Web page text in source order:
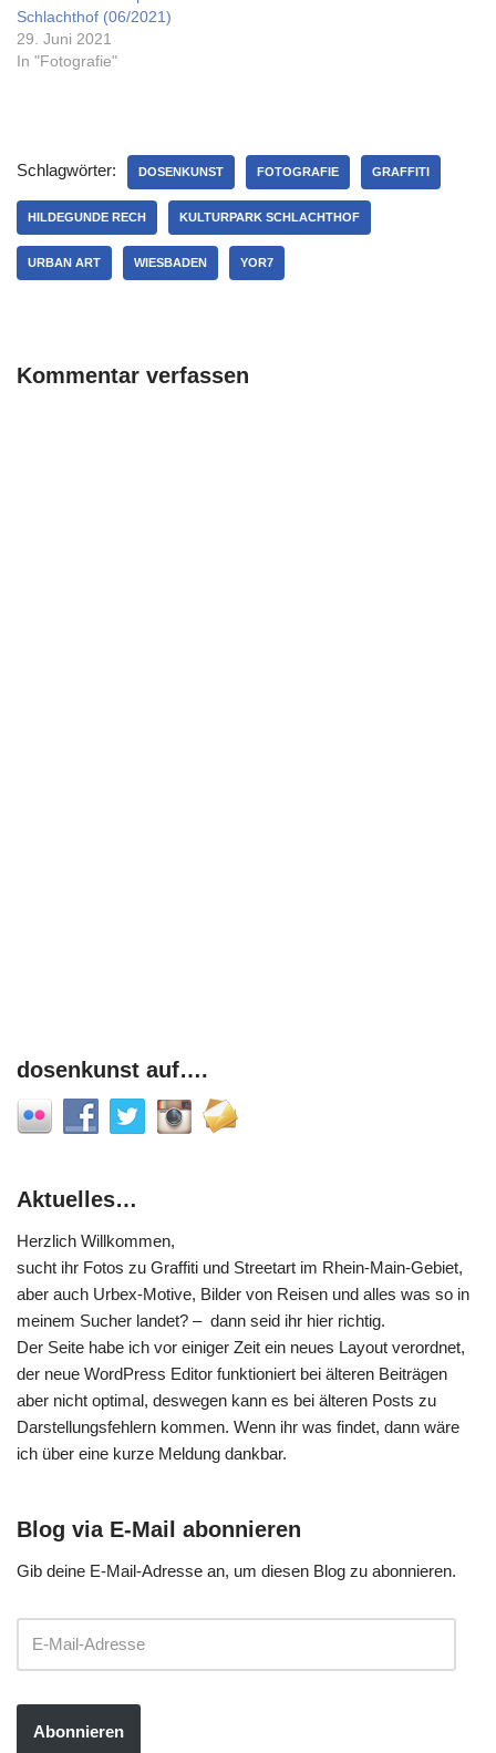
Schlachthof (06/2021)
29. Juni 2021
In "Fotografie"
Schlagwörter: DOSENKUNST FOTOGRAFIE GRAFFITI
HILDEGUNDE RECH KULTURPARK SCHLACHTHOF
URBAN ART WIESBADEN YOR7
Kommentar verfassen
dosenkunst auf….
Aktuelles…
Herzlich Willkommen,
sucht ihr Fotos zu Graffiti und Streetart im Rhein-Main-Gebiet,
aber auch Urbex-Motive, Bilder von Reisen und alles was so in
meinem Sucher landet? – dann seid ihr hier richtig.
Der Seite habe ich vor einiger Zeit ein neues Layout verordnet,
der neue WordPress Editor funktioniert bei älteren Beiträgen
aber nicht optimal, deswegen kann es bei älteren Posts zu
Darstellungsfehlern kommen. Wenn ihr was findet, dann wäre
ich über eine kurze Meldung dankbar.
Blog via E-Mail abonnieren
Gib deine E-Mail-Adresse an, um diesen Blog zu abonnieren.
Abonnieren